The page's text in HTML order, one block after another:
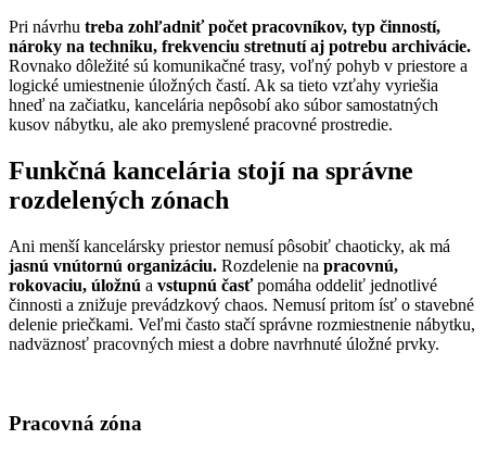
Pri návrhu treba zohľadniť počet pracovníkov, typ činností,
nároky na techniku, frekvenciu stretnutí aj potrebu archivácie.
Rovnako dôležité sú komunikačné trasy, voľný pohyb v priestore a
logické umiestnenie úložných častí. Ak sa tieto vzťahy vyriešia
hneď na začiatku, kancelária nepôsobí ako súbor samostatných
kusov nábytku, ale ako premyslené pracovné prostredie.
Funkčná kancelária stojí na správne
rozdelených zónach
Ani menší kancelársky priestor nemusí pôsobiť chaoticky, ak má
jasnú vnútornú organizáciu. Rozdelenie na pracovnú,
rokovaciu, úložnú a vstupnú časťpomáha oddeliť jednotlivé
činnosti a znižuje prevádzkový chaos. Nemusí pritom ísť o stavebné
delenie priečkami. Veľmi často stačí správne rozmiestnenie nábytku,
nadväznosť pracovných miest a dobre navrhnuté úložné prvky.
Pracovná zóna